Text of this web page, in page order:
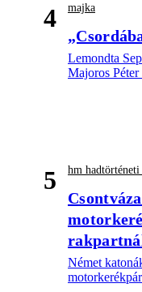
4 majka
Lemondta
Majoros
5 hm hadtörténeti
Német